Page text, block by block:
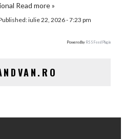
Read more »
iulie 22, 2026 - 7:23 pm
Powered by RSS Feed Plugin